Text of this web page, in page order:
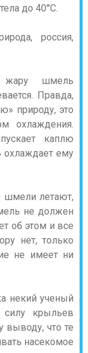
до 40°C.
шмель
Правда,
природу, это
охлаждения.
каплю
охлаждает ему
шмели летают,
не должен
об этом и все
нет, только
не имеет ни
некий ученый
силу крыльев
что те
насекомое